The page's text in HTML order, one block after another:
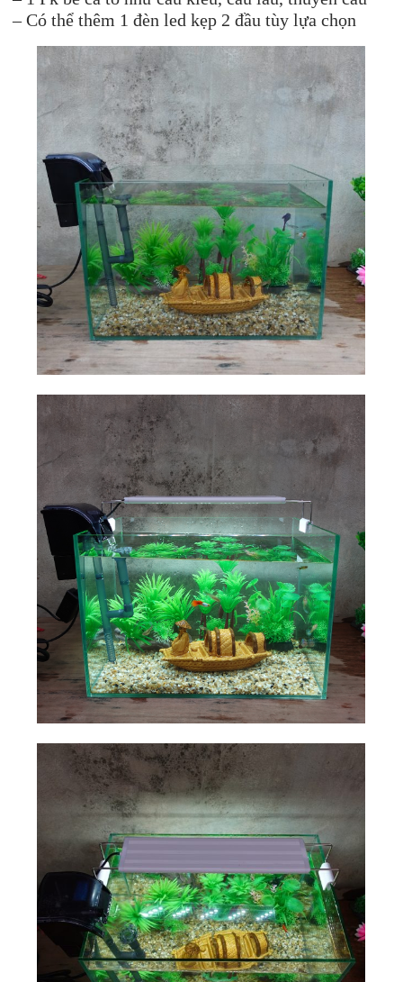
– Có thể thêm 1 đèn led kẹp 2 đầu tùy lựa chọn